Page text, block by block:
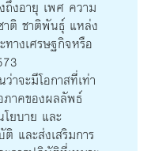
งอายุ เพศ ความ
าติ ชาติพันธุ์ แหล่ง
างเศรษฐกิจหรือ
าจะมีโอกาสที่เท่า
ภาคของผลลัพธ์
ยบาย และ
และส่งเสริมการ